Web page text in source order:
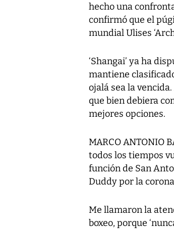
hecho una
confirmó que el
mundial Ulises
‘Shangai’ ya ha
mantiene
ojalá sea la
que bien debiera
mejores opciones.
MARCO ANTONIO
todos los tiempos
función de San
Duddy por la
Me llamaron la
boxeo, porque